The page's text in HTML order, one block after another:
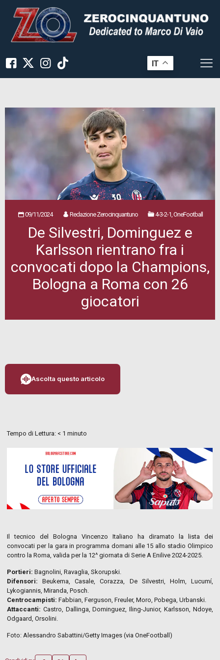
IT
09/11/2024 Redazione Zerocinquantuno 4-3-2-1, OneFootball
De Silvestri, Dominguez e
Karlsson rientrano fra i
convocati dopo la Champions,
Bologna a Roma con 26
giocatori
Ascolta questo articolo
Tempo di Lettura: < 1 minuto
Il tecnico del Bologna Vincenzo Italiano ha diramato la lista dei
convocati per la gara in programma domani alle 15 allo stadio Olimpico
contro la Roma, valida per la 12^ giornata di Serie A Enilive 2024-2025.
Portieri: Bagnolini, Ravaglia, Skorupski.
Difensori: Beukema, Casale, Corazza, De Silvestri, Holm, Lucumí,
Lykogiannis, Miranda, Posch.
Centrocampisti: Fabbian, Ferguson, Freuler, Moro, Pobega, Urbanski.
Attaccanti: Castro, Dallinga, Dominguez, Iling-Junior, Karlsson, Ndoye,
Odgaard, Orsolini.
Foto: Alessandro Sabattini/Getty Images (via OneFootball)